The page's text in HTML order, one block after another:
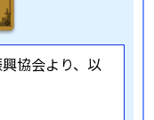
協会より、 以